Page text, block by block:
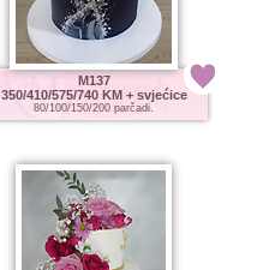
M137
350/410/575/740 KM + svjećice
80/100/150/200 parčadi.